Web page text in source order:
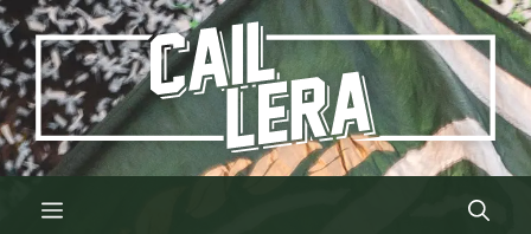
Zum
Inhalt
springen
Menü